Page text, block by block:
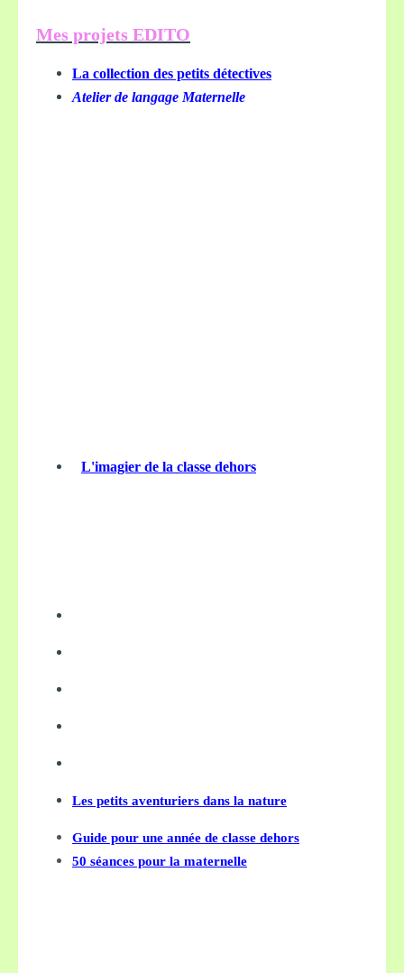
Mes projets EDITO
La collection des petits détectives
Atelier de langage Maternelle
L'imagier de la classe dehors
Les petits aventuriers dans la nature
Guide pour une année de classe dehors
50 séances pour la maternelle